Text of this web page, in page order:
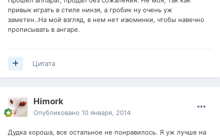
привык играть в стиле нинзя, а гробик ну очень уж
заметен..На мой взгляд, в нем нет изюминки, чтобы навечно
прописывать в ангаре.
Цитата
Himork
Опубликовано 10 января, 2014
Дудка хороша, все остальное не понравилось. Я уж лучше на